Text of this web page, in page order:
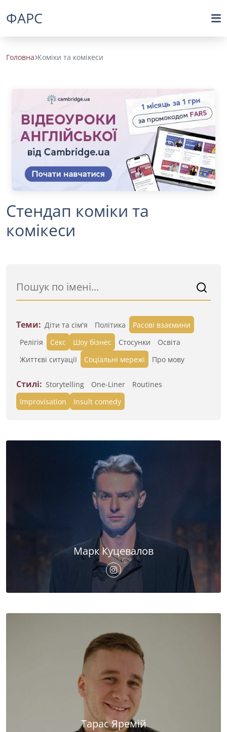
ФАРС
Головна Коміки та комікеси
Стендап коміки та
комікеси
Теми: Діти та сім'я Політика
Расові взаємини
Релігія
Секс Шоу бізнес Стосунки
Освіта
Життєві ситуації
Cоціальні мережі Про мову
Стилі: Storytelling One-Liner
Routines
Improvisation
Insult comedy
Марк Куцевалов
Тарас Яремій